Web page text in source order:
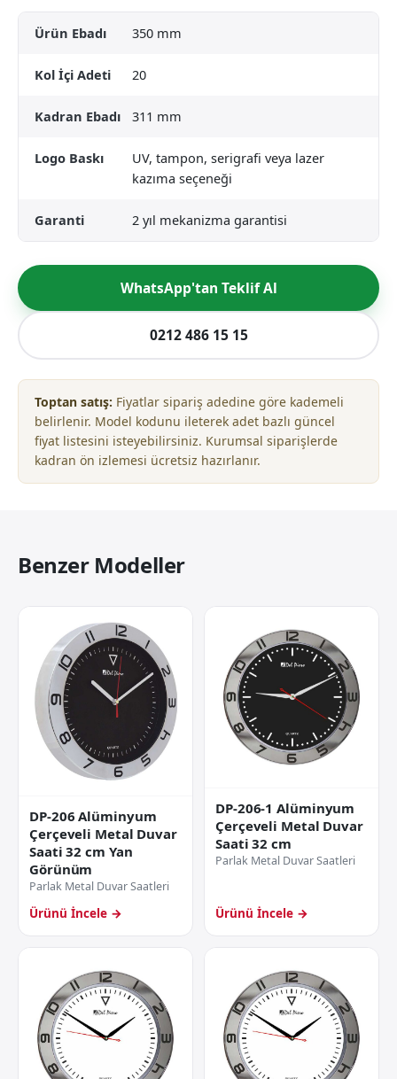
Ürün Ebadı 350 mm
Kol İçi Adeti 20
Kadran Ebadı 311 mm
Logo Baskı
UV, tampon, serigrafi veya lazer
kazıma seçeneği
Garanti 2 yıl mekanizma garantisi
WhatsApp'tan Teklif Al
0212 486 15 15
Toptan satış: Fiyatlar sipariş adedine göre kademeli
belirlenir. Model kodunu ileterek adet bazlı güncel
fiyat listesini isteyebilirsiniz. Kurumsal siparişlerde
kadran ön izlemesi ücretsiz hazırlanır.
Benzer Modeller
DP-206 Alüminyum
Çerçeveli Metal Duvar
Saati 32 cm Yan
Görünüm
Parlak Metal Duvar Saatleri
Ürünü İncele →
DP-206-1 Alüminyum
Çerçeveli Metal Duvar
Saati 32 cm
Parlak Metal Duvar Saatleri
Ürünü İncele →